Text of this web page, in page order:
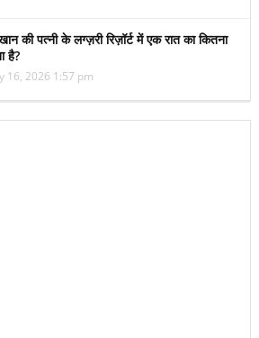
की पत्नी के लग्ज़री रिज़ॉर्ट में एक रात का कितना
है?
16, 2026 1:57 pm